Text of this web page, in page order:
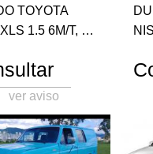
TOYOTA
1.5 6M/T, 5
km , 1 era
Cel 388-
ver aviso